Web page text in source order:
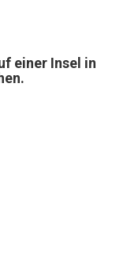
einer Insel in